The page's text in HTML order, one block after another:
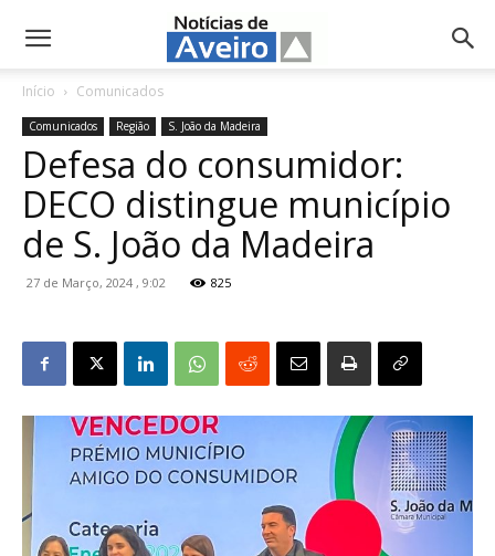
NotíciasdeAveiro.pt
Início Comunicados
Comunicados Região S. João da Madeira
Defesa do consumidor:
DECO distingue município
de S. João da Madeira
27 de Março, 2024 , 9:02 825